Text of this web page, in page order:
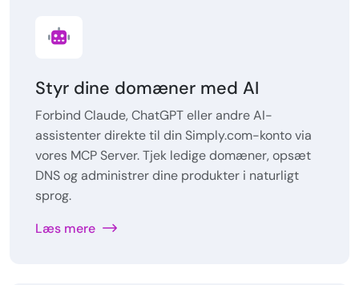
Styr dine domæner med AI
Forbind Claude, ChatGPT eller andre AI-
assistenter direkte til din Simply.com-konto via
vores MCP Server. Tjek ledige domæner, opsæt
DNS og administrer dine produkter i naturligt
sprog.
Læs mere